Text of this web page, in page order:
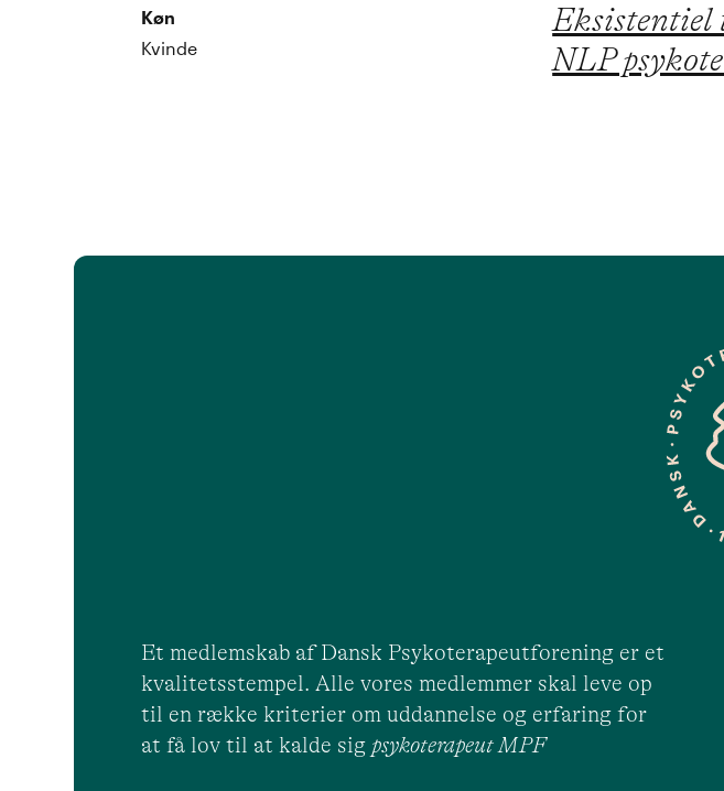
Køn
Kvinde
Eksistentiel
NLP
Et medlemskab af Dansk Psykoterapeutforening er et
kvalitetsstempel. Alle vores medlemmer skal leve op
til en række kriterier om uddannelse og erfaring for
at få lov til at kalde sig psykoterapeut MPF